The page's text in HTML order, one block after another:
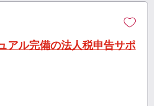
アル完備の法人税申告サポ